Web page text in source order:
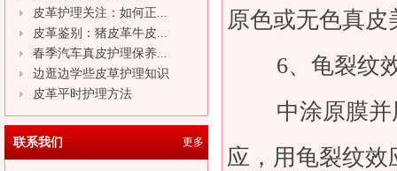
皮革护理关注：如何正...
皮革鉴别：猪皮革牛皮...
春季汽车真皮护理保养...
边逛边学些皮草护理知识
皮革平时护理方法
联系我们 更多
原色或无色真皮
6、龟裂纹
中涂原膜并
应，用龟裂纹